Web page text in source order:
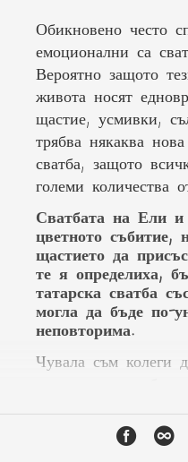
Обикновено често
емоционални са
Вероятно защото
живота носят
щастие, усмивки,
трябва някаква
сватба, защото
големи количества
Сватбата на Ели
цветното
щастието да
те я определиха,
татарска сватба
могла да бъде по-
неповторима.
Чувала съм колеги
красива, а не
че онзи ден
твърдение в